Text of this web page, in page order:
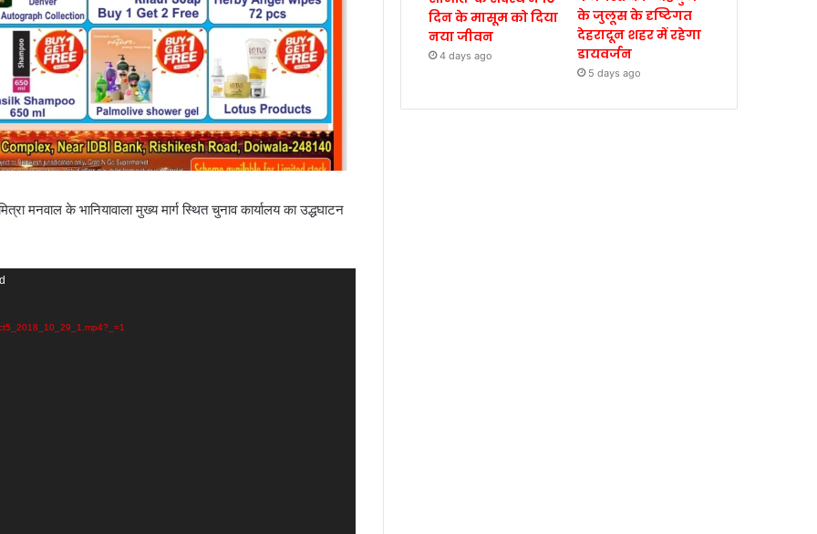
मनवाल के भानियावाला मुख्य मार्ग स्थित चुनाव कार्यालय का उद्धघाटन
दिन के मासूम को दिया
नया जीवन
4 days ago
के जुलूस के दृष्टिगत
देहरादून शहर में रहेगा
डायवर्जन
5 days ago